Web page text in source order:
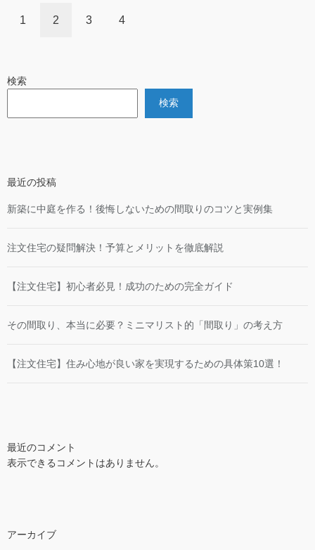
1 2 3 4
検索
検索
最近の投稿
新築に中庭を作る！後悔しないための間取りのコツと実例集
注文住宅の疑問解決！予算とメリットを徹底解説
【注文住宅】初心者必見！成功のための完全ガイド
その間取り、本当に必要？ミニマリスト的「間取り」の考え方
【注文住宅】住み心地が良い家を実現するための具体策10選！
最近のコメント
表示できるコメントはありません。
アーカイブ